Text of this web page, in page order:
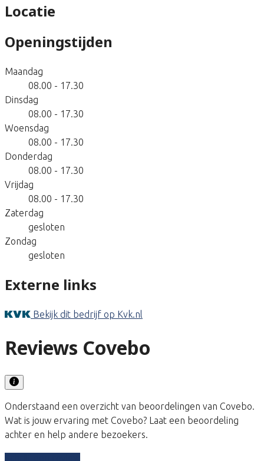
Locatie
Openingstijden
Maandag
08.00 - 17.30
Dinsdag
08.00 - 17.30
Woensdag
08.00 - 17.30
Donderdag
08.00 - 17.30
Vrijdag
08.00 - 17.30
Zaterdag
gesloten
Zondag
gesloten
Externe links
Bekijk dit bedrijf op Kvk.nl
Reviews Covebo
Onderstaand een overzicht van beoordelingen van Covebo.
Wat is jouw ervaring met Covebo? Laat een beoordeling
achter en help andere bezoekers.